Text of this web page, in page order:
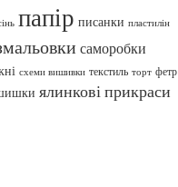
папір писанки пластилін
саморобки
схеми вишивки текстиль торт фетр
ялинкові прикраси